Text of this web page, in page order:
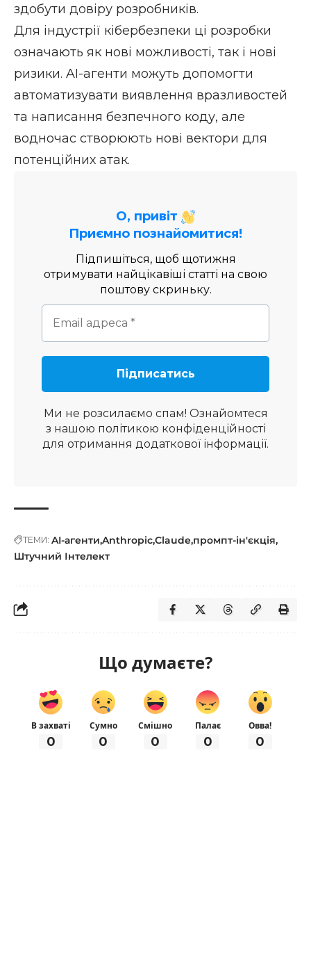
здобути довіру розробників.
Для індустрії кібербезпеки ці розробки
означають як нові можливості, так і нові
ризики. AI-агенти можуть допомогти
автоматизувати виявлення вразливостей
та написання безпечного коду, але
водночас створюють нові вектори для
потенційних атак.
О, привіт
Приємно познайомитися!
Підпишіться, щоб щотижня
отримувати найцікавіші статті на свою
поштову скриньку.
Ми не розсилаємо спам! Ознайомтеся
з нашою політикою конфіденційності
для отримання додаткової інформації.
ТЕМИ: AI-агенти AnthropicClaude промпт-ін'єкція
Штучний Інтелект
Що думаєте?
В захваті
0
Сумно
0
Смішно
0
Палає
0
Овва!
0